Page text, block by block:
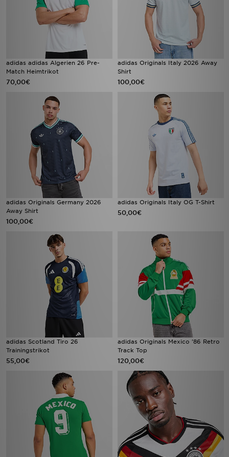
adidas adidas Algerien 26 Pre-
Match Heimtrikot
70,00€
adidas Originals Italy 2026 Away
Shirt
100,00€
adidas Originals Germany 2026
Away Shirt
100,00€
adidas Originals Italy OG T-Shirt
50,00€
adidas Scotland Tiro 26
Trainingstrikot
55,00€
adidas Originals Mexico '86 Retro
Track Top
120,00€